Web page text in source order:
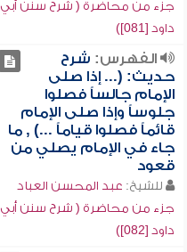
جزء من محاضرة ( شرح سنن أبي
داود [081])
الفهرس: شرح
حديث: (... إذا صلى
الإمام جالساً فصلوا
جلوساً وإذا صلى الإمام
قائماً فصلوا قياماً ...) , ما
جاء في الإمام يصلي من
قعود
للشيخ: عبد المحسن العباد
جزء من محاضرة ( شرح سنن أبي
داود [082])